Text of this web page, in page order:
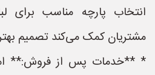
انتخاب پارچه مناسب برای
مشتریان کمک می‌کند تصمیم
* **خدمات پس از فروش:**